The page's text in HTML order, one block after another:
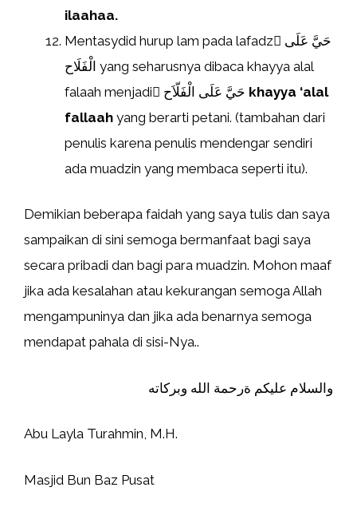
ilaahaa.
Mentasydid hurup lam pada lafadz ِحَيَّ عَلَى
الْفَلَاح yang seharusnya dibaca khayya alal
khayya ‘alal
fallaah yang berarti petani. (tambahan dari
penulis karena penulis mendengar sendiri
ada muadzin yang membaca seperti itu).
Demikian beberapa faidah yang saya tulis dan saya
sampaikan di sini semoga bermanfaat bagi saya
secara pribadi dan bagi para muadzin. Mohon maaf
jika ada kesalahan atau kekurangan semoga Allah
mengampuninya dan jika ada benarnya semoga
mendapat pahala di sisi-Nya..
والسلام عليكم ةرحمة الله وبركاته
Abu Layla Turahmin, M.H.
Masjid Bun Baz Pusat